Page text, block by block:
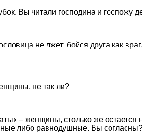
Вы читали господина и госпожу
не лжет: бойся друга как
не так ли?
– женщины, столько же остается
либо равнодушные. Вы согласны?